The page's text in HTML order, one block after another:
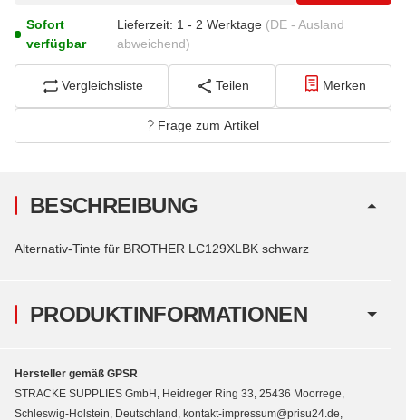
Sofort
verfügbar
Lieferzeit: 1 - 2 Werktage (DE - Ausland
abweichend)
Vergleichsliste Teilen Merken
Frage zum Artikel
PRODUKTINFORMATIONEN
BESCHREIBUNG
Alternativ-Tinte für BROTHER LC129XLBK schwarz
Hersteller gemäß GPSR
STRACKE SUPPLIES GmbH, Heidreger Ring 33, 25436 Moorrege,
Schleswig-Holstein, Deutschland, kontakt-impressum@prisu24.de,